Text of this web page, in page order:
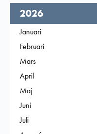
År,
2026
Filtrera på
Januari
Filtrera på
Februari
Filtrera på
Mars
Filtrera på
April
Filtrera på
Maj
Filtrera på
Juni
Filtrera på
Juli